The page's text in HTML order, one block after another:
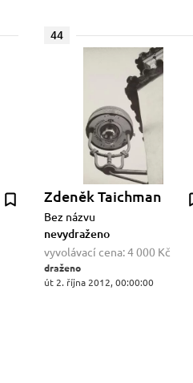
44
Zdeněk Taichman
Bez názvu
nevydraženo
vyvolávací cena:4 000 Kč
draženo
út 2. října 2012, 00:00:00